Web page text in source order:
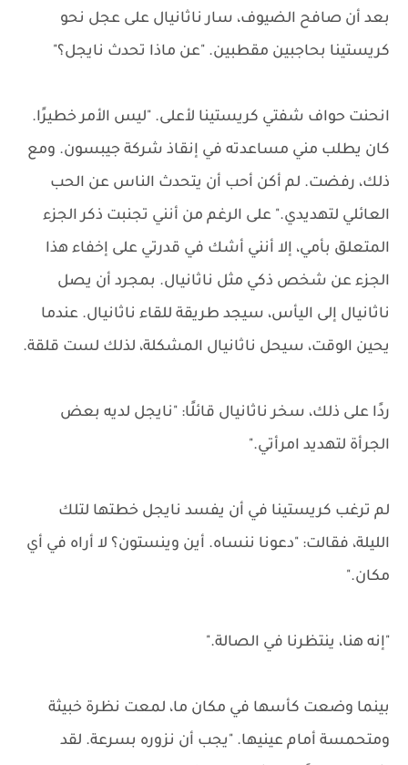
بعد أن صافح الضيوف، سار ناثانيال على عجل نحو
كريستينا بحاجبين مقطبين. "عن ماذا تحدث نايجل؟"
انحنت حواف شفتي كريستينا لأعلى. "ليس الأمر خطيرًا.
كان يطلب مني مساعدته في إنقاذ شركة جيبسون. ومع
ذلك، رفضت. لم أكن أحب أن يتحدث الناس عن الحب
العائلي لتهديدي." على الرغم من أنني تجنبت ذكر الجزء
المتعلق بأمي، إلا أنني أشك في قدرتي على إخفاء هذا
الجزء عن شخص ذكي مثل ناثانيال. بمجرد أن يصل
ناثانيال إلى اليأس، سيجد طريقة للقاء ناثانيال. عندما
يحين الوقت، سيحل ناثانيال المشكلة، لذلك لست قلقة.
ردًا على ذلك، سخر ناثانيال قائلًا: "نايجل لديه بعض
الجرأة لتهديد امرأتي."
لم ترغب كريستينا في أن يفسد نايجل خطتها لتلك
الليلة، فقالت: "دعونا ننساه. أين وينستون؟ لا أراه في أي
مكان."
"إنه هنا، ينتظرنا في الصالة."
بينما وضعت كأسها في مكان ما، لمعت نظرة خبيثة
ومتحمسة أمام عينيها. "يجب أن نزوره بسرعة. لقد